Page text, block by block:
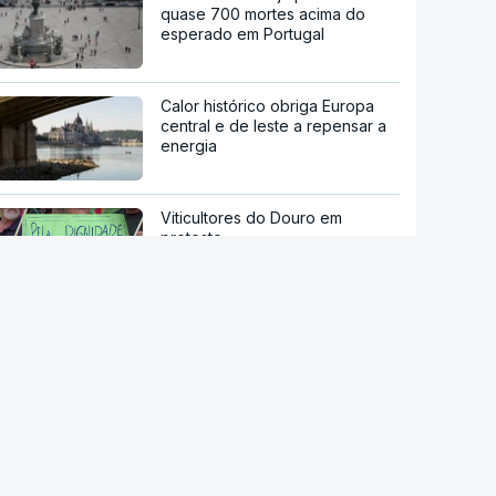
quase 700 mortes acima do
esperado em Portugal
Calor histórico obriga Europa
central e de leste a repensar a
energia
Viticultores do Douro em
protesto